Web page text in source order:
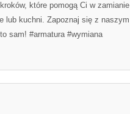
WSKAZÓWKI!
które pomogą Ci w zamianie
lub kuchni. Zapoznaj się z naszym
sam! #armatura #wymiana